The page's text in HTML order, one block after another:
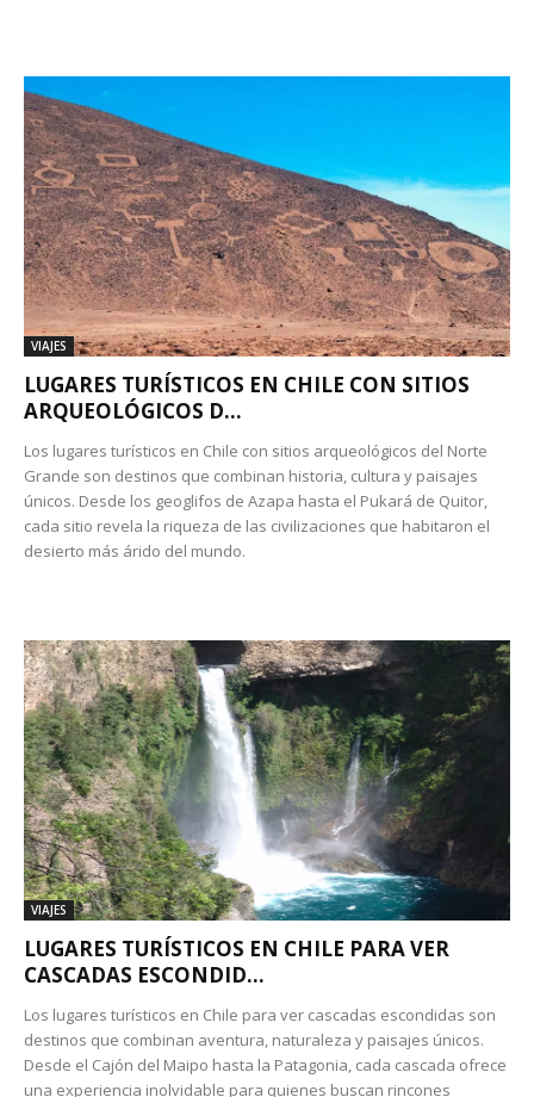
VIAJES
LUGARES TURÍSTICOS EN CHILE CON SITIOS
ARQUEOLÓGICOS D...
Los lugares turísticos en Chile con sitios arqueológicos del Norte
Grande son destinos que combinan historia, cultura y paisajes
únicos. Desde los geoglifos de Azapa hasta el Pukará de Quitor,
cada sitio revela la riqueza de las civilizaciones que habitaron el
desierto más árido del mundo.
VIAJES
LUGARES TURÍSTICOS EN CHILE PARA VER
CASCADAS ESCONDID...
Los lugares turísticos en Chile para ver cascadas escondidas son
destinos que combinan aventura, naturaleza y paisajes únicos.
Desde el Cajón del Maipo hasta la Patagonia, cada cascada ofrece
una experiencia inolvidable para quienes buscan rincones